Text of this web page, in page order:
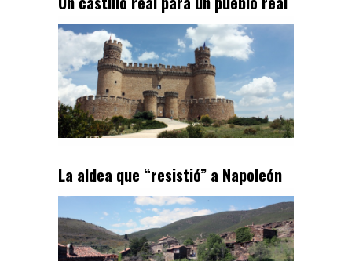
La aldea que “resistió” a Napoleón